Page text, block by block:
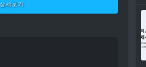
세보기